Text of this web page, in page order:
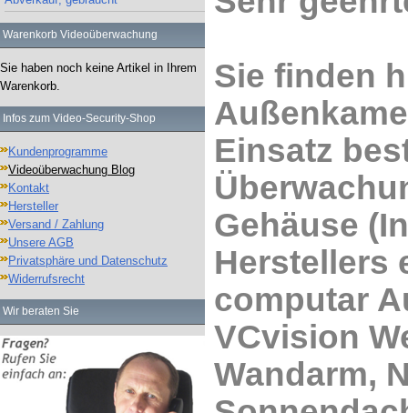
Warenkorb Videoüberwachung
Sie haben noch keine Artikel in Ihrem
Warenkorb.
Infos zum Video-Security-Shop
Kundenprogramme
Videoüberwachung Blog
Kontakt
Hersteller
Versand / Zahlung
Unsere AGB
Privatsphäre und Datenschutz
Widerrufsrecht
Wir beraten Sie
Sie finden
Einsatz
Gehäuse
Herstellers
computar
VCvision
Wandarm,